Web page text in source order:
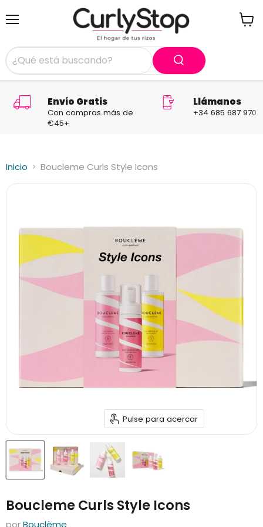
Envío Gratis
Con compras más de
€45+
Llámanos
+34 685 687 970
Inicio Boucleme Curls Style Icons
Pulse para acercar
Boucleme Curls Style Icons